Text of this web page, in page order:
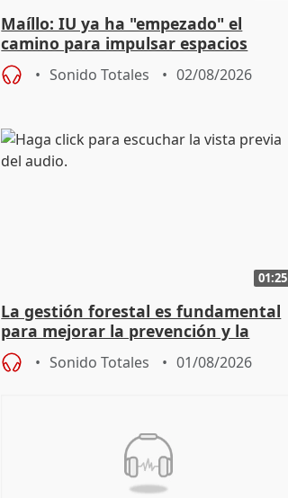
Maíllo: IU ya ha "empezado" el
camino para impulsar espacios
unitarios para las municipales
Sonido Totales 02/08/2026
01:25
La gestión forestal es fundamental
para mejorar la prevención y la
actuación frente a incendios
Sonido Totales 01/08/2026